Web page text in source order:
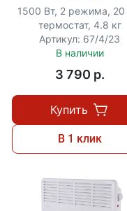
1500 Вт, 2 режима, 20
термостат, 4.8 кг
Артикул: 67/4/23
В наличии
3 790 p.
Купить
В 1 клик